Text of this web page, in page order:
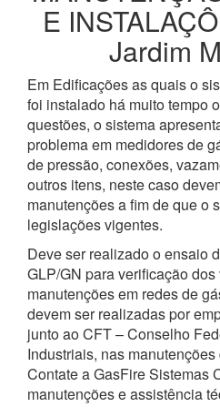
E
Jardim
Em Edificações as quais o
foi instalado há muito tempo
questões, o sistema
problema em medidores de
de pressão, conexões,
outros itens, neste caso
manutenções a fim de que o
legislações vigentes.
Deve ser realizado o ensaio
GLP/GN para verificação
manutenções em redes de
devem ser realizadas por
junto ao CFT – Conselho
Industriais, nas
Contate a GasFire Sistemas
manutenções e assistência